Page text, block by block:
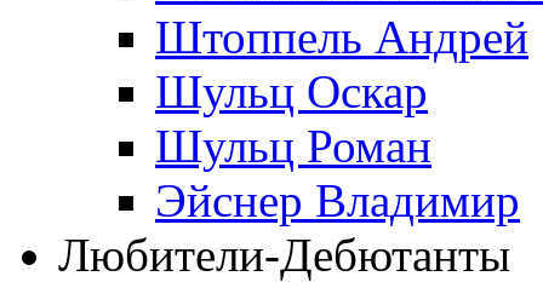
Штоппель Андрей
Шульц Оскар
Шульц Роман
Эйснер Владимир
Любители-Дебютанты